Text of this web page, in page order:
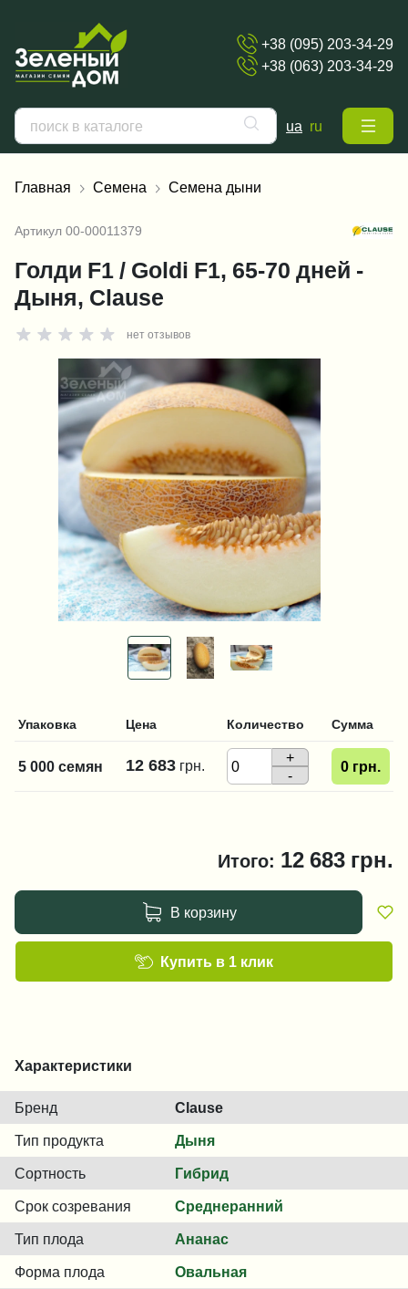
+38 (095) 203-34-29
+38 (063) 203-34-29
ua ru
Главная Семена Семена дыни
Артикул 00-00011379
Голди F1 / Goldi F1, 65-70 дней -
Дыня, Clause
нет отзывов
Упаковка Цена Количество Сумма
5 000 семян 12 683 грн.
+
-
0 грн.
Итого: 12 683 грн.
В корзину
Купить в 1 клик
Характеристики
Бренд Clause
Тип продукта Дыня
Сортность Гибрид
Срок созревания Среднеранний
Тип плода Ананас
Форма плода Овальная